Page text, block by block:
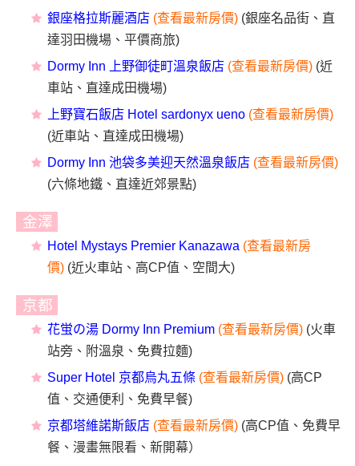
銀座格拉斯麗酒店 (查看最新房價) (銀座名品街、直
達羽田機場、平價商旅)
Dormy Inn 上野御徒町溫泉飯店 (查看最新房價) (近
車站、直達成田機場)
上野寶石飯店 Hotel sardonyx ueno (查看最新房價)
(近車站、直達成田機場)
Dormy Inn 池袋多美迎天然溫泉飯店 (查看最新房價)
(六條地鐵、直達近郊景點)
金澤
Hotel Mystays Premier Kanazawa (查看最新房
價) (近火車站、高CP值、空間大)
京都
花蛍の湯 Dormy Inn Premium (查看最新房價) (火車
站旁、附溫泉、免費拉麵)
Super Hotel 京都烏丸五條 (查看最新房價) (高CP
值、交通便利、免費早餐)
京都塔維諾斯飯店 (查看最新房價) (高CP值、免費早
餐、漫畫無限看、新開幕）